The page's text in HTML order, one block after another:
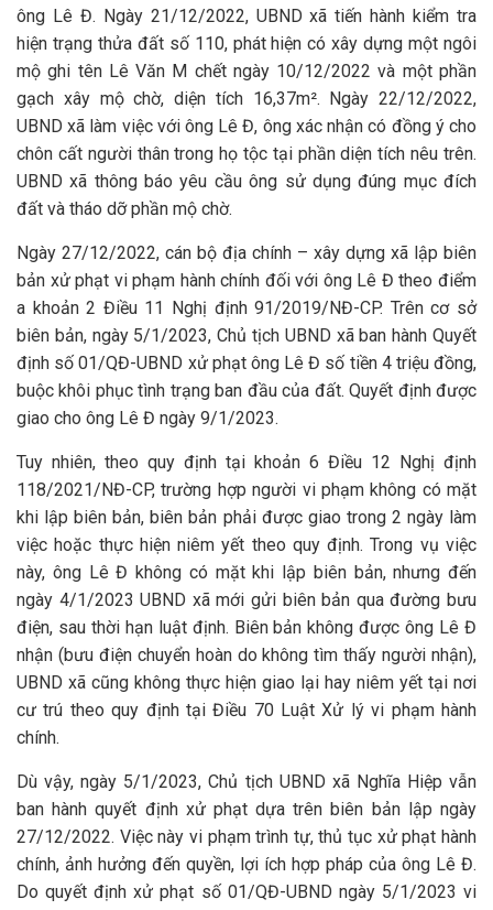
ông Lê Đ. Ngày 21/12/2022, UBND xã tiến hành kiểm tra
hiện trạng thửa đất số 110, phát hiện có xây dựng một ngôi
mộ ghi tên Lê Văn M chết ngày 10/12/2022 và một phần
gạch xây mộ chờ, diện tích 16,37m². Ngày 22/12/2022,
UBND xã làm việc với ông Lê Đ, ông xác nhận có đồng ý cho
chôn cất người thân trong họ tộc tại phần diện tích nêu trên.
UBND xã thông báo yêu cầu ông sử dụng đúng mục đích
đất và tháo dỡ phần mộ chờ.
Ngày 27/12/2022, cán bộ địa chính – xây dựng xã lập biên
bản xử phạt vi phạm hành chính đối với ông Lê Đ theo điểm
a khoản 2 Điều 11 Nghị định 91/2019/NĐ-CP. Trên cơ sở
biên bản, ngày 5/1/2023, Chủ tịch UBND xã ban hành Quyết
định số 01/QĐ-UBND xử phạt ông Lê Đ số tiền 4 triệu đồng,
buộc khôi phục tình trạng ban đầu của đất. Quyết định được
giao cho ông Lê Đ ngày 9/1/2023.
Tuy nhiên, theo quy định tại khoản 6 Điều 12 Nghị định
118/2021/NĐ-CP, trường hợp người vi phạm không có mặt
khi lập biên bản, biên bản phải được giao trong 2 ngày làm
việc hoặc thực hiện niêm yết theo quy định. Trong vụ việc
này, ông Lê Đ không có mặt khi lập biên bản, nhưng đến
ngày 4/1/2023 UBND xã mới gửi biên bản qua đường bưu
điện, sau thời hạn luật định. Biên bản không được ông Lê Đ
nhận (bưu điện chuyển hoàn do không tìm thấy người nhận),
UBND xã cũng không thực hiện giao lại hay niêm yết tại nơi
cư trú theo quy định tại Điều 70 Luật Xử lý vi phạm hành
chính.
Dù vậy, ngày 5/1/2023, Chủ tịch UBND xã Nghĩa Hiệp vẫn
ban hành quyết định xử phạt dựa trên biên bản lập ngày
27/12/2022. Việc này vi phạm trình tự, thủ tục xử phạt hành
chính, ảnh hưởng đến quyền, lợi ích hợp pháp của ông Lê Đ.
Do quyết định xử phạt số 01/QĐ-UBND ngày 5/1/2023 vi